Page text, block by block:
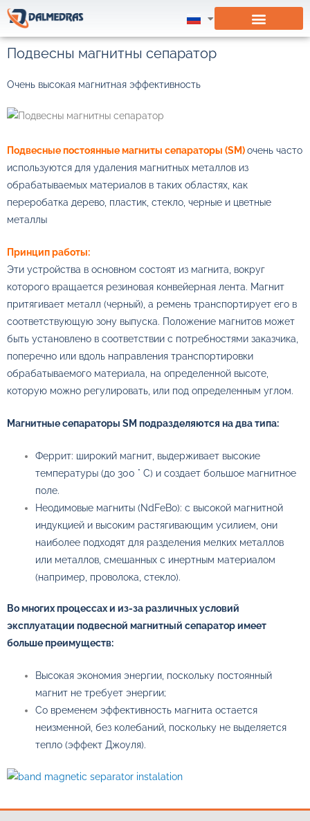
Подвесны магнитны сепаратор
Очень высокая магнитная эффективность
Подвесные постоянные магниты сепараторы (SM)очень часто
используются для удаления магнитных металлов из
обрабатываемых материалов в таких областях, как
переробатка дерево, пластик, стекло, черные и цветные
металлы
Принцип работы:
Эти устройства в основном состоят из магнита, вокруг
которого вращается резиновая конвейерная лента. Магнит
притягивает металл (черный), а ремень транспортирует его в
соответствующую зону выпуска. Положение магнитов может
быть установлено в соответствии с потребностями заказчика,
поперечно или вдоль направления транспортировки
обрабатываемого материала, на определенной высоте,
которую можно регулировать, или под определенным углом.
Магнитные сепараторы SM подразделяются на два типа:
Феррит: широкий магнит, выдерживает высокие
температуры (до 300 ° C) и создает большое магнитное
поле.
Неодимовые магниты (NdFeBo): с высокой магнитной
индукцией и высоким растягивающим усилием, они
наиболее подходят для разделения мелких металлов
или металлов, смешанных с инертным материалом
(например, проволока, стекло).
Во многих процессах и из-за различных условий
эксплуатации подвесной магнитный сепаратор имеет
больше преимуществ:
Высокая экономия энергии, поскольку постоянный
магнит не требует энергии;
Со временем эффективность магнита остается
неизменной, без колебаний, поскольку не выделяется
тепло (эффект Джоуля).